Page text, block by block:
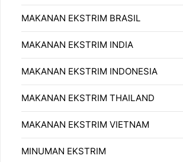
MAKANAN EKSTRIM BRASIL
MAKANAN EKSTRIM INDIA
MAKANAN EKSTRIM INDONESIA
MAKANAN EKSTRIM THAILAND
MAKANAN EKSTRIM VIETNAM
MINUMAN EKSTRIM